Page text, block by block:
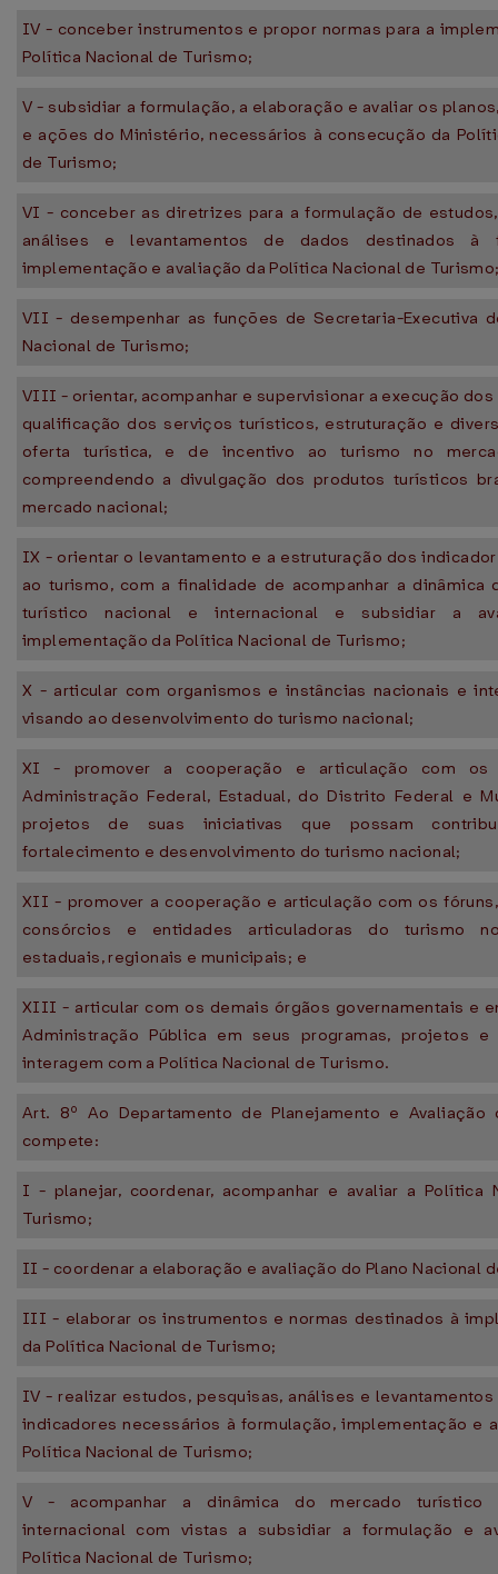
IV - conceber instrumentos e propor normas para a
Política Nacional de Turismo;
V - subsidiar a formulação, a elaboração e avaliar os
e ações do Ministério, necessários à consecução da
de Turismo;
VI - conceber as diretrizes para a formulação de
análises e levantamentos de dados destinados à
implementação e avaliação da Política Nacional de
VII - desempenhar as funções de Secretaria-Executiva
Nacional de Turismo;
VIII - orientar, acompanhar e supervisionar a execução
qualificação dos serviços turísticos, estruturação e
oferta turística, e de incentivo ao turismo no
compreendendo a divulgação dos produtos turísticos
mercado nacional;
IX - orientar o levantamento e a estruturação dos
ao turismo, com a finalidade de acompanhar a dinâmica
turístico nacional e internacional e subsidiar a
implementação da Política Nacional de Turismo;
X - articular com organismos e instâncias nacionais e
visando ao desenvolvimento do turismo nacional;
XI - promover a cooperação e articulação com os
Administração Federal, Estadual, do Distrito Federal e
projetos de suas iniciativas que possam
fortalecimento e desenvolvimento do turismo nacional;
XII - promover a cooperação e articulação com os
consórcios e entidades articuladoras do turismo
estaduais, regionais e municipais; e
XIII - articular com os demais órgãos governamentais e
Administração Pública em seus programas, projetos
interagem com a Política Nacional de Turismo.
Art. 8º Ao Departamento de Planejamento e Avaliação
compete:
I - planejar, coordenar, acompanhar e avaliar a Política
Turismo;
II - coordenar a elaboração e avaliação do Plano Nacional
III - elaborar os instrumentos e normas destinados à
da Política Nacional de Turismo;
IV - realizar estudos, pesquisas, análises e
indicadores necessários à formulação, implementação e
Política Nacional de Turismo;
V - acompanhar a dinâmica do mercado turístico
internacional com vistas a subsidiar a formulação e
Política Nacional de Turismo;